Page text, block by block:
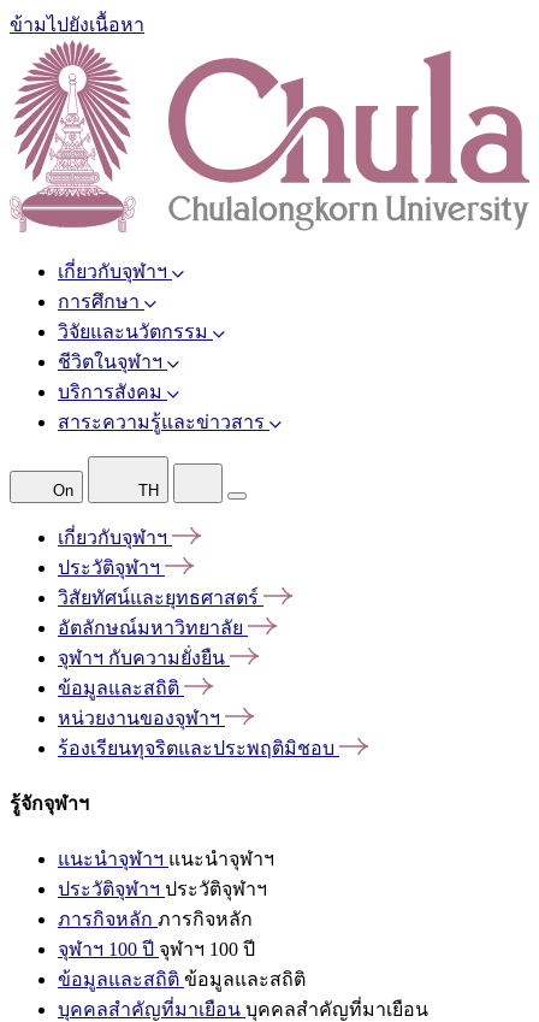
ข้ามไปยังเนื้อหา
เกี่ยวกับจุฬาฯ
การศึกษา
วิจัยและนวัตกรรม
ชีวิตในจุฬาฯ
บริการสังคม
สาระความรู้และข่าวสาร
On TH
เกี่ยวกับจุฬาฯ
ประวัติจุฬาฯ
วิสัยทัศน์และยุทธศาสตร์
อัตลักษณ์มหาวิทยาลัย
จุฬาฯ กับความยั่งยืน
ข้อมูลและสถิติ
หน่วยงานของจุฬาฯ
ร้องเรียนทุจริตและประพฤติมิชอบ
รู้จักจุฬาฯ
แนะนำจุฬาฯ แนะนำจุฬาฯ
ประวัติจุฬาฯ ประวัติจุฬาฯ
ภารกิจหลัก ภารกิจหลัก
จุฬาฯ 100 ปี จุฬาฯ 100 ปี
ข้อมูลและสถิติ ข้อมูลและสถิติ
บุคคลสำคัญที่มาเยือน บุคคลสำคัญที่มาเยือน